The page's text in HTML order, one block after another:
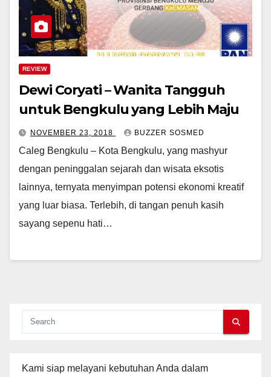
REVIEW
Dewi Coryati – Wanita Tangguh
untuk Bengkulu yang Lebih Maju
NOVEMBER 23, 2018 BUZZER SOSMED
Caleg Bengkulu – Kota Bengkulu, yang mashyur
dengan peninggalan sejarah dan wisata eksotis
lainnya, ternyata menyimpan potensi ekonomi kreatif
yang luar biasa. Terlebih, di tangan penuh kasih
sayang sepenu hati…
Kami siap melayani kebutuhan Anda dalam